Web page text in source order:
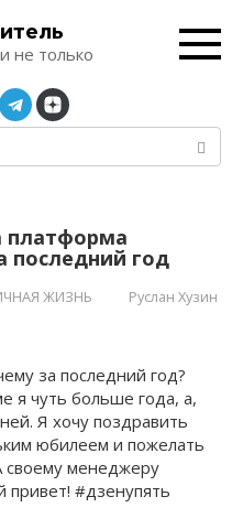
не только
платформа
последний год
ЖИЗНЬ Руслан Хузин
за последний год?
я чуть больше года, а,
Я хочу поздравить
юбилеем и пожелать
своему менеджеру
#дзенупять